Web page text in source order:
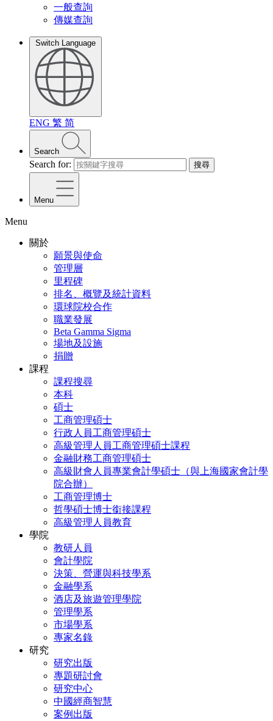
一般查詢
傳媒查詢
Switch Language
ENG 繁 简
Search
Search for: 搜尋
Menu
Menu
關於
願景與使命
管理層
里程碑
排名、概覽及統計資料
環球院校合作
職業發展
Beta Gamma Sigma
場地及設施
捐贈
課程
課程搜尋
本科
碩士
工商管理碩士
行政人員工商管理碩士
高級管理人員工商管理碩士課程
金融財務工商管理碩士
高級財會人員專業會計學碩士（與上海國家會計學
院合辦）
工商管理博士
哲學碩士博士銜接課程
高級管理人員教育
學院
教研人員
會計學院
決策、營運與科技學系
金融學系
酒店及旅遊管理學院
管理學系
市場學系
專家名錄
研究
研究出版
專題研討會
研究中心
中國經商智慧
案例出版